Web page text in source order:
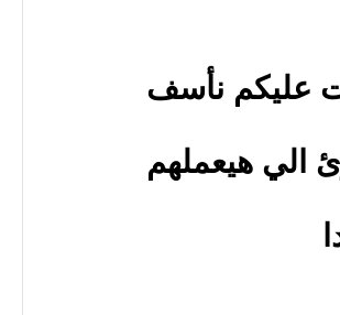
عليكم نأسف
الي هيعملهم